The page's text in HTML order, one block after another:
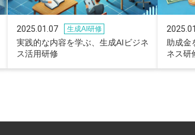
2025.01.07 生成AI研修
実践的な内容を学ぶ、生成AIビジネ
ス活用研修
助成金
ネス研